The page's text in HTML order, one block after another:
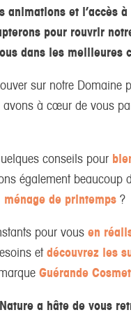
et l’accès
pour rouvrir
dans les meilleures
sur notre
à cœur de vous
conseils pour
également beaucoup
de printemps ?
pour vous en
etdécouvrez les
Guérande
a hâte de vous